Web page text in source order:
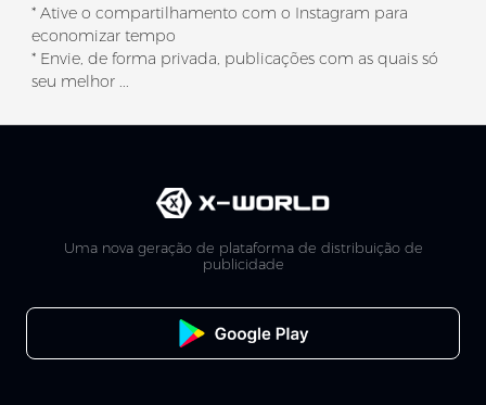
* Ative o compartilhamento com o Instagram para
economizar tempo
* Envie, de forma privada, publicações com as quais só
seu melhor ...
Uma nova geração de plataforma de distribuição de
publicidade